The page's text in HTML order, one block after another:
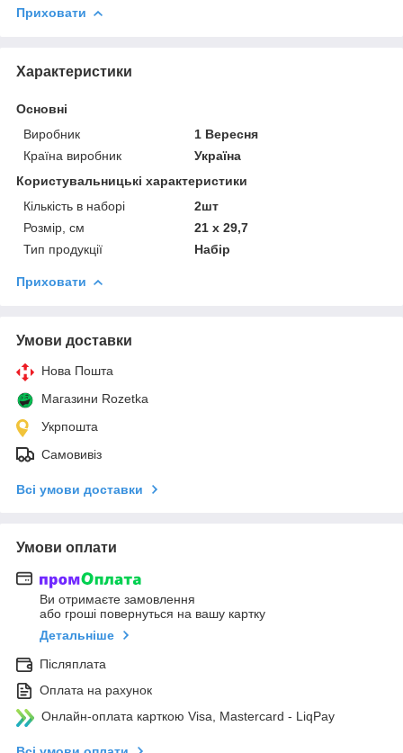
Приховати
Характеристики
Основні
Виробник
1 Вересня
Країна виробник
Україна
Користувальницькі характеристики
Кількість в наборі
2шт
Розмір, см
21 х 29,7
Тип продукції
Набір
Приховати
Умови доставки
Нова Пошта
Магазини Rozetka
Укрпошта
Самовивіз
Всі умови доставки
Умови оплати
Ви отримаєте замовлення
або гроші повернуться на вашу картку
Детальніше
Післяплата
Оплата на рахунок
Онлайн-оплата карткою Visa, Mastercard - LiqPay